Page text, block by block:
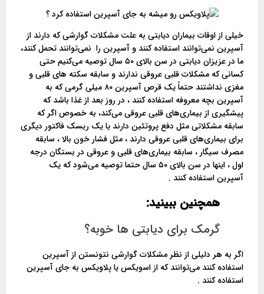
خیلی از اوقات بیماران دیابتی به علت مشکلات گوارشی که دارند از
آسپرین نمی‌توانند استفاده ‌کنند و آسپرین را نمی‌توانند تحمل ‌کنند،
ما در عزیزان دیابتی در سن بالای ۵۰ سال توصیه می‌کنیم حتی
کسانی که مشکلات قلبی عروقی ندارند و سابقه سکته های قلبی و
مغزی نداشتند حتماً یک قرص آسپرین ۸۰ میلی گرمی که به
آسپرین بچه معروفه استفاده کنند ، در روز بعد از غذا باشد که
پیشگیری از بیماری‌های قلبی عروقی می‌کند، به خصوص اگر که
سابقه مشکلاتی مثل دفع پروتئین دارند یا یک ریسک فاکتور دیگری
برای بیماری‌های قلبی عروقی دارند ، مثل فشار خون بالا ، سابقه
مصرف سیگار ، سابقه بیماری‌های قلبی و عروقی در بستگان درجه
اول ، اینها در سن بالای ۵۰ سال حتما توصیه می‌شود که یک
آسپرین استفاده کنند .
همچنین ببینید:
گرمک برای دیابتی ها خوبه؟
اگر به هر دلیلی از نظر مشکلات گوارشی نتونستن از آسپرین
استفاده کنند می‌توانند که از اسویکس یا پلاویکس به جای آسپرین
استفاده ‌کنند .